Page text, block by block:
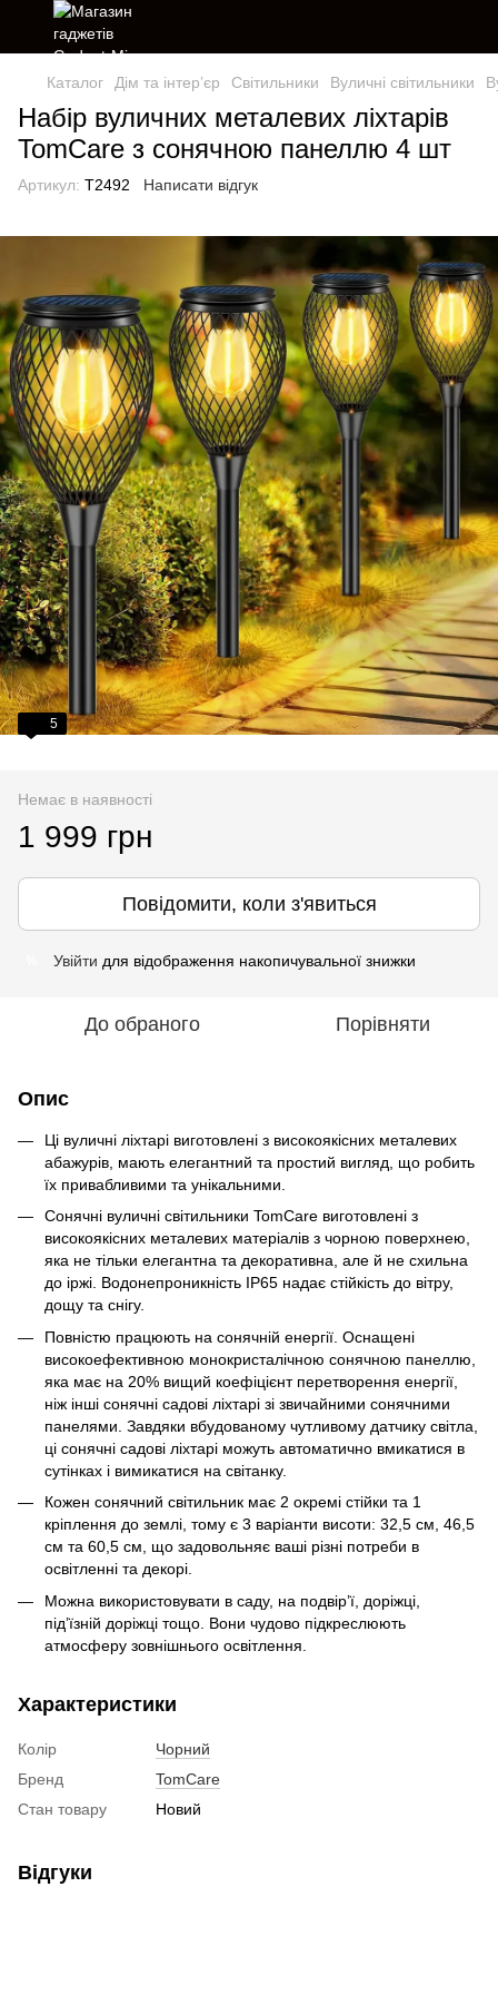
Каталог Дім та інтерʼєр Світильники Вуличні світильники
Набір вуличних металевих ліхтарів
TomCare з сонячною панеллю 4 шт
Артикул: T2492 Написати відгук
5
Немає в наявності
1 999 грн
Повідомити, коли з'явиться
Увійти для відображення накопичувальної знижки
До обраного Порівняти
Опис
Ці вуличні ліхтарі виготовлені з високоякісних металевих
абажурів, мають елегантний та простий вигляд, що робить
їх привабливими та унікальними.
Сонячні вуличні світильники TomCare виготовлені з
високоякісних металевих матеріалів з чорною поверхнею,
яка не тільки елегантна та декоративна, але й не схильна
до іржі. Водонепроникність IP65 надає стійкість до вітру,
дощу та снігу.
Повністю працюють на сонячній енергії. Оснащені
високоефективною монокристалічною сонячною панеллю,
яка має на 20% вищий коефіцієнт перетворення енергії,
ніж інші сонячні садові ліхтарі зі звичайними сонячними
панелями. Завдяки вбудованому чутливому датчику світла,
ці сонячні садові ліхтарі можуть автоматично вмикатися в
сутінках і вимикатися на світанку.
Кожен сонячний світильник має 2 окремі стійки та 1
кріплення до землі, тому є 3 варіанти висоти: 32,5 см, 46,5
см та 60,5 см, що задовольняє ваші різні потреби в
освітленні та декорі.
Можна використовувати в саду, на подвір’ї, доріжці,
під’їзній доріжці тощо. Вони чудово підкреслюють
атмосферу зовнішнього освітлення.
Характеристики
Колір
Чорний
Бренд
TomCare
Стан товару
Новий
Відгуки